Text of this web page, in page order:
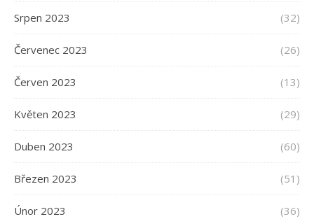
Srpen 2023 (32)
Červenec 2023 (26)
Červen 2023 (13)
Květen 2023 (29)
Duben 2023 (60)
Březen 2023 (51)
Únor 2023 (36)